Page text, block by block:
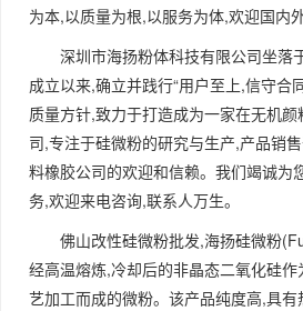
为本,以质量为根,以服务为体,欢迎国内
深圳市海扬粉体科技有限公司坐落
成立以来,确立并践行“用户至上,信守合
质量方针,致力于打造成为一家在无机
司,专注于硅微粉的研究与生产,产品销
料橡胶公司的欢迎和信赖。我们竭诚为
务,欢迎来电咨询,联系人万生。
佛山改性硅微粉批发,海扬硅微粉
经高温熔炼,冷却后的非晶态二氧化硅
艺加工而成的微粉。该产品纯度高,具